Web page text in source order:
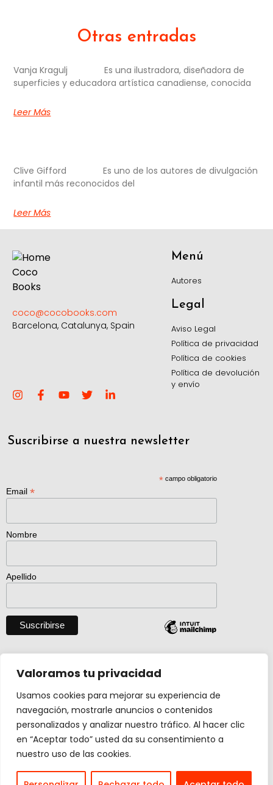
Valoramos tu privacidad
Usamos cookies para mejorar su experiencia de
navegación, mostrarle anuncios o contenidos
personalizados y analizar nuestro tráfico. Al hacer clic
en “Aceptar todo” usted da su consentimiento a
nuestro uso de las cookies.
Otras entradas
Vanja Kragulj Es una ilustradora, diseñadora de
superficies y educadora artística canadiense, conocida
Leer Más
Clive Gifford Es uno de los autores de divulgación
infantil más reconocidos del
Leer Más
coco@cocobooks.com
Barcelona, Catalunya, Spain
Menú
Autores
Legal
Aviso Legal
Política de privacidad
Política de cookies
Política de devolución
y envío
Suscribirse a nuestra newsletter
*campo obligatorio
Email *
Nombre
Apellido
Descargar catálogo entero en pdf
Actividad creada con el apoyo de
Ministerio Cultura y Deporte.
Design bycarmengalan.com